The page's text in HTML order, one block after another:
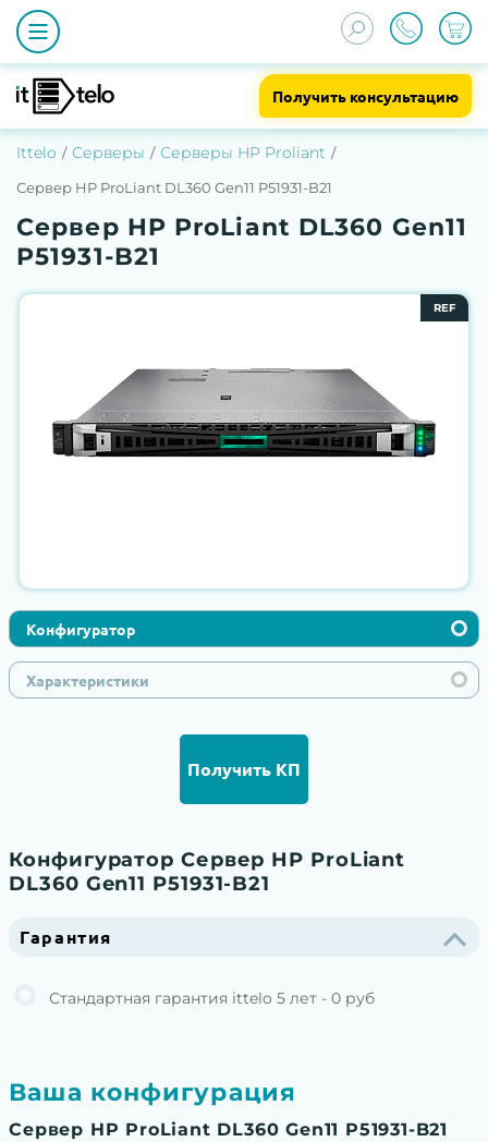
Получить консультацию
Ittelo Серверы Серверы HP Proliant
Сервер HP ProLiant DL360 Gen11 P51931-B21
Сервер HP ProLiant DL360 Gen11
P51931-B21
REF
Конфигуратор
Характеристики
Получить КП
Конфигуратор Сервер HP ProLiant
DL360 Gen11 P51931-B21
Гарантия
Стандартная гарантия ittelo 5 лет - 0 руб
Ваша конфигурация
Сервер HP ProLiant DL360 Gen11 P51931-B21